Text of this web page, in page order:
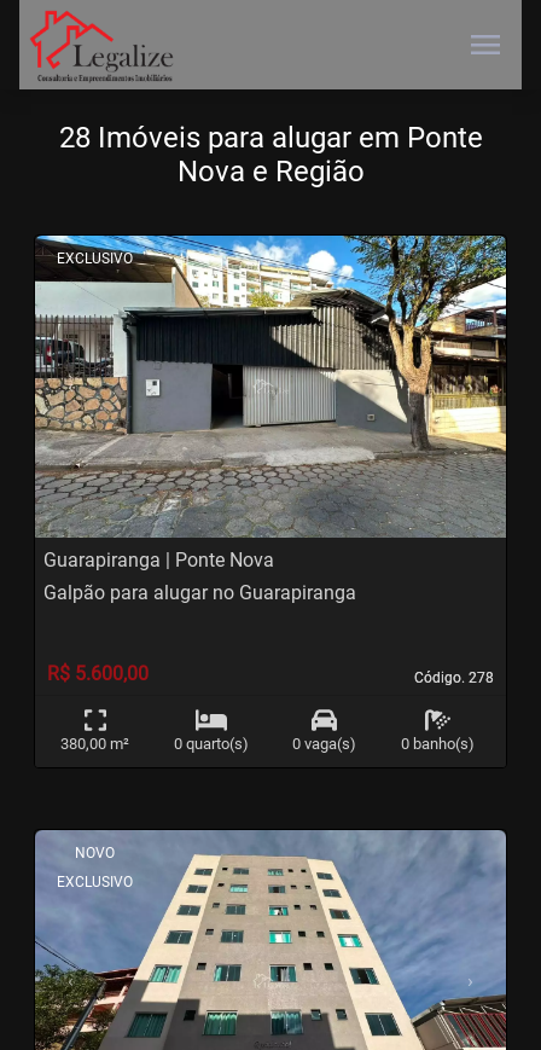
menu
28 Imóveis para alugar em Ponte
Nova e Região
EXCLUSIVO
<<<<
‹
Previous
›
Next
Guarapiranga | Ponte Nova
Código. 278
Código. 278
Galpão para alugar no Guarapiranga
R$ 5.600,00
380,00 m² 0 quarto(s) 0 vaga(s) 0 banho(s)
NOVO
EXCLUSIVO
< <
‹
Previous
›
Next